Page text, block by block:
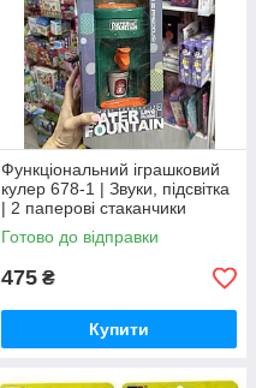
Функціональний іграшковий
кулер 678-1 | Звуки, підсвітка
| 2 паперові стаканчики
Готово до відправки
475 ₴
Купити